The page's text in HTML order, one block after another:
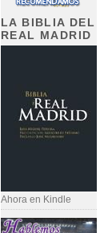
LA BIBLIA DEL
REAL MADRID
Ahora en Kindle